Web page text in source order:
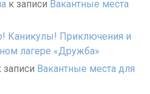
к записи Вакантные места
Каникулы! Приключения и
лагере «Дружба»
записи Вакантные места для